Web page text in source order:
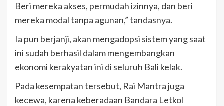
Beri mereka akses, permudah izinnya, dan beri
mereka modal tanpa agunan,” tandasnya.
Ia pun berjanji, akan mengadopsi sistem yang saat
ini sudah berhasil dalam mengembangkan
ekonomi kerakyatan ini di seluruh Bali kelak.
Pada kesempatan tersebut, Rai Mantra juga
kecewa, karena keberadaan Bandara Letkol